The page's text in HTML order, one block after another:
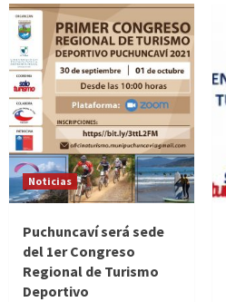
Noticias
Puchuncaví será sede
del 1er Congreso
Regional de Turismo
Deportivo